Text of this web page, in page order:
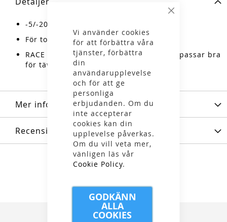
Vi använder cookies
för att förbättra våra
tjänster, förbättra
din
användarupplevelse
och för att ge
personliga
erbjudanden. Om du
inte accepterar
cookies kan din
upplevelse påverkas.
Om du vill veta mer,
vänligen läs vår
Cookie Policy.
GODKÄNN
ALLA
COOKIES
-5/-20°C
För torr gammal och konstgjord snö
RACE BLUE är ett “glidande grepp” som passar bra
för tävling.
Mer information
Recensioner